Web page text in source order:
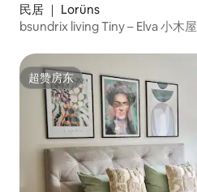
民居 ｜ Lorüns
bsundrix living Tiny – Elva 小木屋
超赞房东
超赞房东